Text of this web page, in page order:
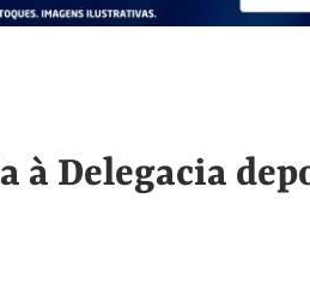
à Delegacia